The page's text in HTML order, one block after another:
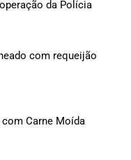
da Polícia
com requeijão
Carne Moída